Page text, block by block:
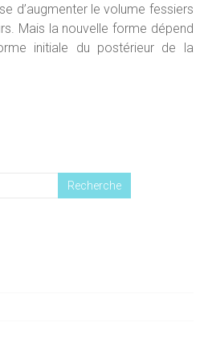
d’augmenter le volume fessiers
Mais la nouvelle forme dépend
initiale du postérieur de la